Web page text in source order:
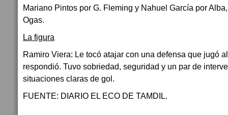
Mariano Pintos por G. Fleming y Nahuel García por
Ogas.
La figura
Ramiro Viera: Le tocó atajar con una defensa que jugó
respondió. Tuvo sobriedad, seguridad y un par de
situaciones claras de gol.
FUENTE: DIARIO EL ECO DE TAMDIL.